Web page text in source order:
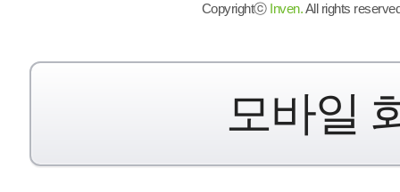
Copyrightⓒ Inven.All rights
모바일